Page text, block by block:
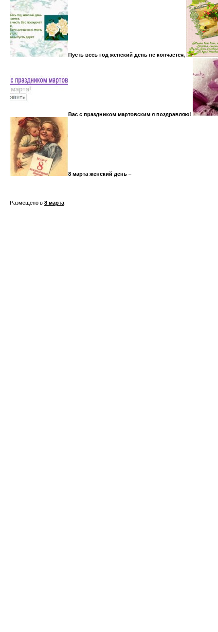
Пусть весь год женский день не кончается,
Вас с праздником мартовским я поздравляю!
8 марта женский день –
Размещено в 8 марта